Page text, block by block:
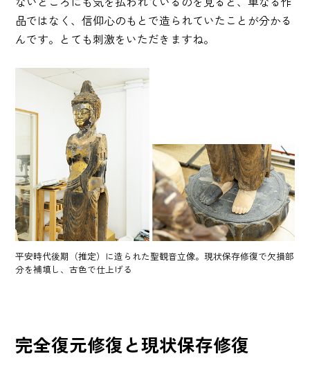
品ではなく、信仰心のもとで造られていたことが分かる
んです。とても刺激をいただきますね。
平安時代後期（推定）に造られた聖観音立像。現状保存修復で欠損部
分を補填し、古色で仕上げる
完全復元修復と現状保存修復